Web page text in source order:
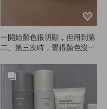
一開始顏色很明顯，但用到第
二、第三次時，覺得顏色沒那
色眉毛來說，差別其實很細
微，所以還是回購了。